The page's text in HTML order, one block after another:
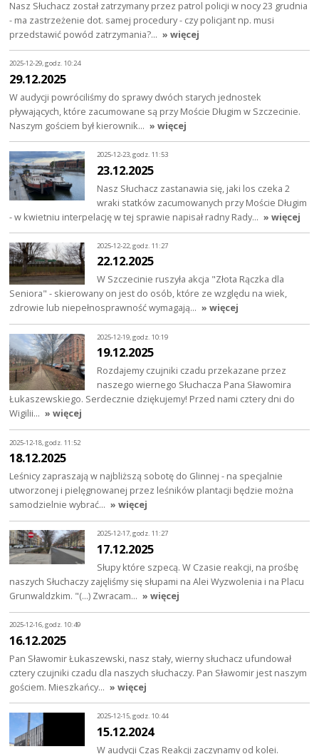
Nasz Słuchacz został zatrzymany przez patrol policji w nocy 23 grudnia
- ma zastrzeżenie dot. samej procedury - czy policjant np. musi
przedstawić powód zatrzymania?… » więcej
2025-12-29, godz. 10:24
29.12.2025
W audycji powróciliśmy do sprawy dwóch starych jednostek
pływających, które zacumowane są przy Moście Długim w Szczecinie.
Naszym gościem był kierownik… » więcej
2025-12-23, godz. 11:53
23.12.2025
Nasz Słuchacz zastanawia się, jaki los czeka 2
wraki statków zacumowanych przy Moście Długim
- w kwietniu interpelację w tej sprawie napisał radny Rady… » więcej
2025-12-22, godz. 11:27
22.12.2025
W Szczecinie ruszyła akcja "Złota Rączka dla
Seniora" - skierowany on jest do osób, które ze względu na wiek,
zdrowie lub niepełnosprawność wymagają… » więcej
2025-12-19, godz. 10:19
19.12.2025
Rozdajemy czujniki czadu przekazane przez
naszego wiernego Słuchacza Pana Sławomira
Łukaszewskiego. Serdecznie dziękujemy! Przed nami cztery dni do
Wigilii… » więcej
2025-12-18, godz. 11:52
18.12.2025
Leśnicy zapraszają w najbliższą sobotę do Glinnej - na specjalnie
utworzonej i pielęgnowanej przez leśników plantacji będzie można
samodzielnie wybrać… » więcej
2025-12-17, godz. 11:27
17.12.2025
Słupy które szpecą. W Czasie reakcji, na prośbę
naszych Słuchaczy zajęliśmy się słupami na Alei Wyzwolenia i na Placu
Grunwaldzkim. "(...) Zwracam… » więcej
2025-12-16, godz. 10:49
16.12.2025
Pan Sławomir Łukaszewski, nasz stały, wierny słuchacz ufundował
cztery czujniki czadu dla naszych słuchaczy. Pan Sławomir jest naszym
gościem. Mieszkańcy… » więcej
2025-12-15, godz. 10:44
15.12.2024
W audycji Czas Reakcji zaczynamy od kolei.